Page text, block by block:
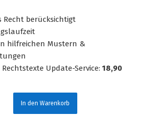
Recht berücksichtigt
hilfreichen Mustern &
Update-Service: 18,90
In den Warenkorb